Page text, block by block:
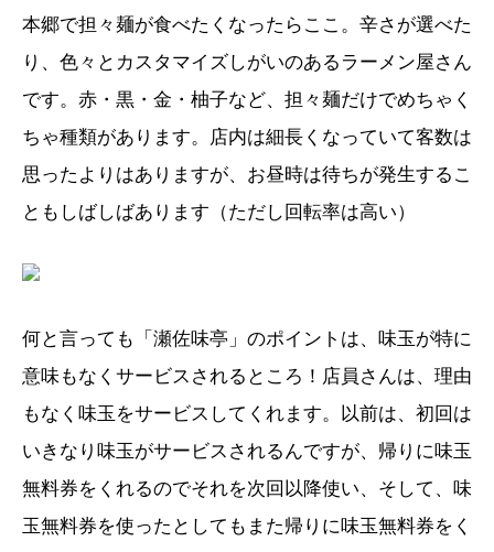
本郷で担々麺が食べたくなったらここ。辛さが選べた
り、色々とカスタマイズしがいのあるラーメン屋さん
です。赤・黒・金・柚子など、担々麺だけでめちゃく
ちゃ種類があります。店内は細長くなっていて客数は
思ったよりはありますが、お昼時は待ちが発生するこ
ともしばしばあります（ただし回転率は高い）
何と言っても「瀬佐味亭」のポイントは、味玉が特に
意味もなくサービスされるところ！店員さんは、理由
もなく味玉をサービスしてくれます。以前は、初回は
いきなり味玉がサービスされるんですが、帰りに味玉
無料券をくれるのでそれを次回以降使い、そして、味
玉無料券を使ったとしてもまた帰りに味玉無料券をく